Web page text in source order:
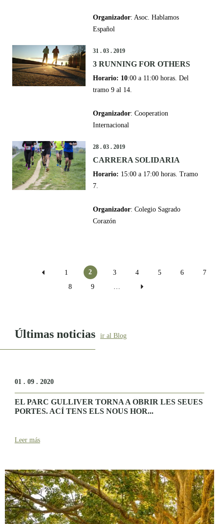
Organizador: Asoc. Hablamos
Español
31 . 03 . 2019
3 RUNNING FOR OTHERS
Horario: 10:00 a 11:00 horas. Del
tramo 9 al 14.
Organizador: Cooperation
Internacional
28 . 03 . 2019
CARRERA SOLIDARIA
Horario: 15:00 a 17:00 horas. Tramo
7.
Organizador: Colegio Sagrado
Corazón
1 2 3 4 5 6
7
8
9
Últimas noticias ir al Blog
01 . 09 . 2020
EL PARC GULLIVER TORNA A OBRIR LES SEUES
PORTES. ACÍ TENS ELS NOUS HOR...
Leer más